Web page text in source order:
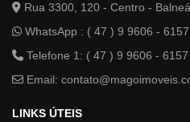
Rua 3300, 120 - Centro -
WhatsApp : ( 47 ) 9 9606 - 6157
Telefone 1: ( 47 ) 9 9606 - 6157
Email:
LINKS ÚTEIS